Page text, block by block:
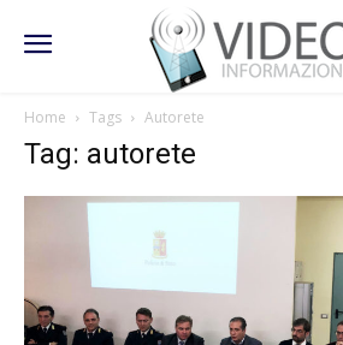
Home Tags Autorete
Tag: autorete